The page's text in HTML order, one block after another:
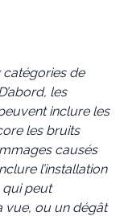
catégories de
les
inclure les
les bruits
causés
l’installation
qui peut
vue, ou un dégât